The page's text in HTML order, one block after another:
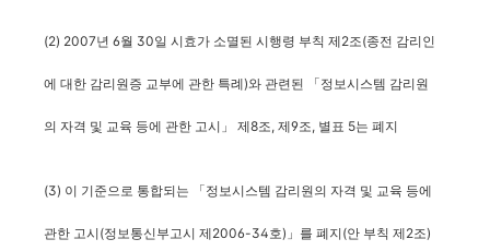
(2) 2007년 6월 30일 시효가 소멸된 시행령 부칙 제2조(종전 감리인
에 대한 감리원증 교부에 관한 특례)와 관련된 「정보시스템 감리원
의 자격 및 교육 등에 관한 고시」 제8조, 제9조, 별표 5는 폐지
(3) 이 기준으로 통합되는 「정보시스템 감리원의 자격 및 교육 등에
관한 고시(정보통신부고시 제2006-34호)」를 폐지(안 부칙 제2조)